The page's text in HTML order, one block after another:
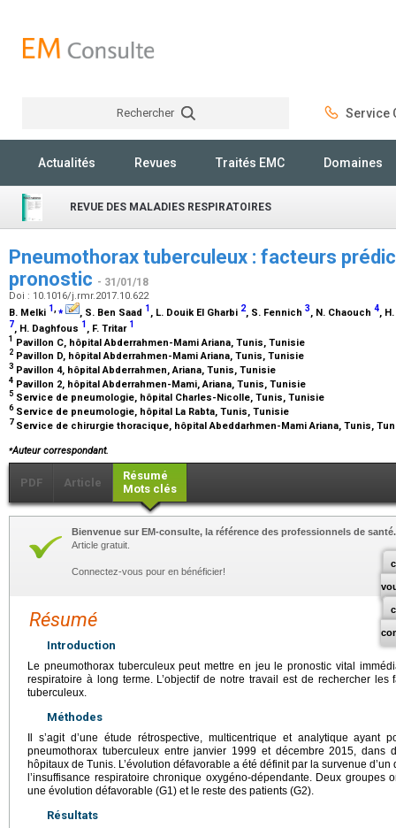
Rechercher Service
Actualités Revues Traités EMC Domaines
REVUE DES MALADIES RESPIRATOIRES
Pneumothorax tuberculeux : facteurs
pronostic - 31/01/18
Doi : 10.1016/j.rmr.2017.10.622
B. Melki 1,⁎ , S. Ben Saad 1 , L. Douik El Gharbi 2, S. Fennich 3, N. Chaouch 4,
7, H. Daghfous 1 , F. Tritar 1
1 Pavillon C, hôpital Abderrahmen-Mami Ariana, Tunis, Tunisie
2 Pavillon D, hôpital Abderrahmen-Mami Ariana, Tunis, Tunisie
3 Pavillon 4, hôpital Abderrahmen, Ariana, Tunis, Tunisie
4 Pavillon 2, hôpital Abderrahmen-Mami, Ariana, Tunis, Tunisie
5 Service de pneumologie, hôpital Charles-Nicolle, Tunis, Tunisie
6Service de pneumologie, hôpital La Rabta, Tunis, Tunisie
7 Service de chirurgie thoracique, hôpital Abeddarhmen-Mami Ariana, Tunis,
⁎Auteur correspondant.
PDF Article
Résumé
Mots clés
Bienvenue sur EM-consulte, la référence des professionnels de santé.
Article gratuit.
Connectez-vous pour en bénéficier!
Résumé
Introduction
Le pneumothorax tuberculeux peut mettre en jeu le pronostic vital
respiratoire à long terme. L’objectif de notre travail est de rechercher les
tuberculeux.
Méthodes
Il s’agit d’une étude rétrospective, multicentrique et analytique ayant
pneumothorax tuberculeux entre janvier 1999 et décembre 2015, dans
hôpitaux de Tunis. L’évolution défavorable a été définit par la survenue
l’insuffisance respiratoire chronique oxygéno-dépendante. Deux groupes
une évolution défavorable (G1) et le reste des patients (G2).
Résultats